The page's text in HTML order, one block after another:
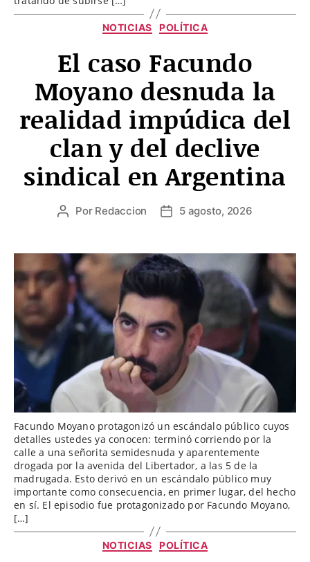
Categorías
NOTICIAS POLÍTICA
El caso Facundo
Moyano desnuda la
realidad impúdica del
clan y del declive
sindical en Argentina
Autor
entrada
Por Redaccion
Fecha
entrada
5 agosto, 2026
Facundo Moyano protagonizó un escándalo público cuyos
detalles ustedes ya conocen: terminó corriendo por la
calle a una señorita semidesnuda y aparentemente
drogada por la avenida del Libertador, a las 5 de la
madrugada. Esto derivó en un escándalo público muy
importante como consecuencia, en primer lugar, del hecho
en sí. El episodio fue protagonizado por Facundo Moyano,
[…]
Categorías
NOTICIAS POLÍTICA